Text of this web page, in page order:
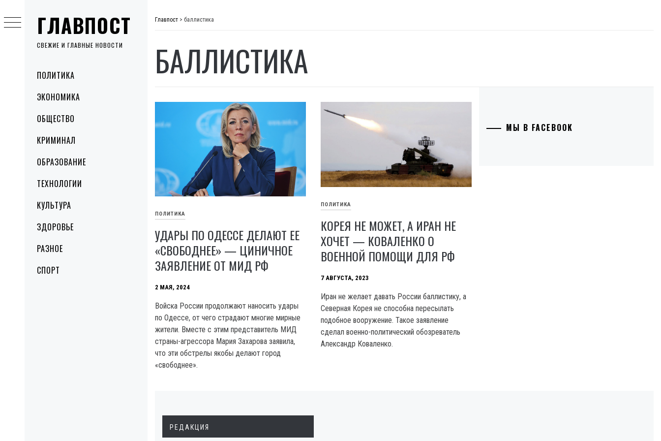
ГЛАВПОСТ
СВЕЖИЕ И ГЛАВНЫЕ НОВОСТИ
MenuПОЛИТИКА
ЭКОНОМИКА
ОБЩЕСТВО
КРИМИНАЛ
ОБРАЗОВАНИЕ
ТЕХНОЛОГИИ
КУЛЬТУРА
ЗДОРОВЬЕ
РАЗНОЕ
СПОРТ
to
content
Главпост > баллистика
БАЛЛИСТИКА
ПОЛИТИКА
УДАРЫ ПО ОДЕССЕ ДЕЛАЮТ ЕЕ
«СВОБОДНЕЕ» — ЦИНИЧНОЕ
ЗАЯВЛЕНИЕ ОТ МИД РФ
2 МАЯ, 2024
Войска России продолжают наносить удары
по Одессе, от чего страдают многие мирные
жители. Вместе с этим представитель МИД
страны-агрессора Мария Захарова заявила,
что эти обстрелы якобы делают город
«свободнее».
ПОЛИТИКА
КОРЕЯ НЕ МОЖЕТ, А ИРАН НЕ
ХОЧЕТ — КОВАЛЕНКО О
ВОЕННОЙ ПОМОЩИ ДЛЯ РФ
7 АВГУСТА, 2023
Иран не желает давать России баллистику, а
Северная Корея не способна пересылать
подобное вооружение. Такое заявление
сделал военно-политический обозреватель
Александр Коваленко.
МЫ В FACEBOOK
РЕДАКЦИЯ